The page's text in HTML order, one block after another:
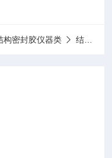
构密封胶仪器类 结构胶密度仪